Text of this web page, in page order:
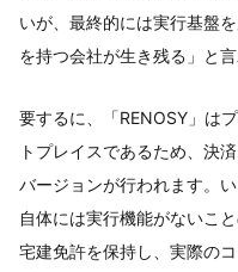
いが、最終的には実行基盤
を持つ会社が生き残る」と言
要するに、「RENOSY」は
トプレイスであるため、決
バージョンが行われます。
自体には実行機能がないこ
宅建免許を保持し、実際の